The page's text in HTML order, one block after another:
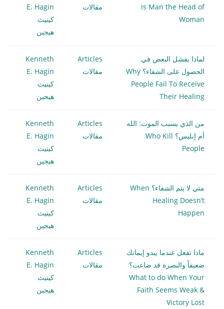
Is Man the Head of
Woman
مقالات
E. Hagin
كينيث
هيجين
لماذا يفشل البعض في
الحصول على الشفاء؟ Why
People Fail To Receive
Their Healing
Articles
مقالات
Kenneth
E. Hagin
كينيث
هيجين
من الذي يسبب الموت: الله
أم إبليس؟ Who Kill
People
Articles
مقالات
Kenneth
E. Hagin
كينيث
هيجين
متي لا يتم الشفاء؟ When
Healing Doesn’t
Happen
Articles
مقالات
Kenneth
E. Hagin
كينيث
هيجين
ماذا تفعل عندما يبدو إيمانك
ضعيفاً والنصرة قد ضاعت؟
What to do When Your
Faith Seems Weak &
Victory Lost
Articles
مقالات
Kenneth
E. Hagin
كينيث
هيجين